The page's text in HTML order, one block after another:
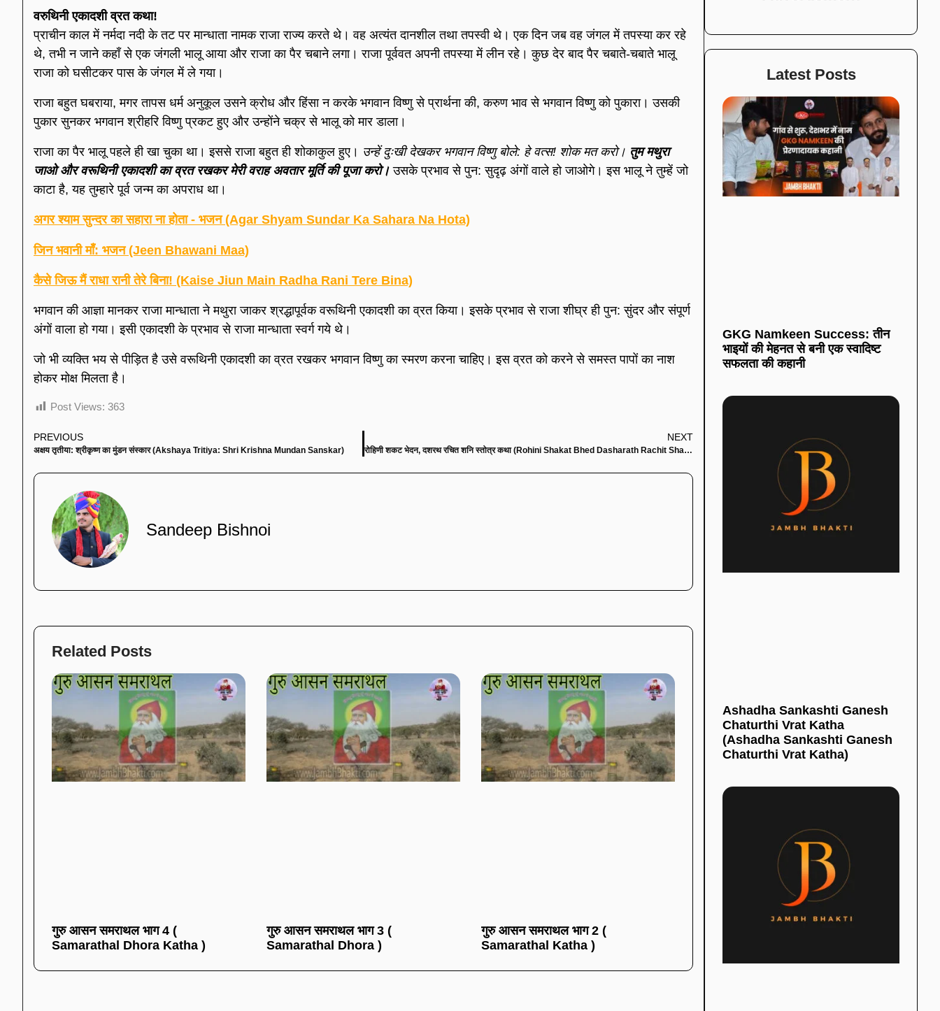
वरुथिनी एकादशीव्रत कथा!
प्राचीन काल में नर्मदा नदी के तट पर मान्धाता नामक राजा राज्य करते थे। वह अत्यंत दानशील तथा तपस्वी थे। एक दिन जब वह जंगल में तपस्या कर रहे
थे, तभी न जाने कहाँ से एक जंगली भालू आया और राजा का पैर चबाने लगा। राजा पूर्ववत अपनी तपस्या में लीन रहे। कुछ देर बाद पैर चबाते-चबाते भालू
राजा को घसीटकर पास के जंगल में ले गया।
राजा बहुत घबराया, मगर तापस धर्म अनुकूल उसने क्रोध और हिंसा न करके भगवान विष्णु से प्रार्थना की, करुण भाव से भगवान विष्णु को पुकारा। उसकी
पुकार सुनकर भगवान श्रीहरि विष्णु प्रकट हुए और उन्होंने चक्र से भालू को मार डाला।
राजा का पैर भालू पहले ही खा चुका था। इससे राजा बहुत ही शोकाकुल हुए। उन्हें दुःखी देखकर भगवान विष्णु बोले: हे वत्स! शोक मत करो। तुम मथुरा
जाओ और वरूथिनी एकादशी का व्रत रखकर मेरी वराह अवतार मूर्ति की पूजा करो। उसके प्रभाव से पुन: सुदृढ़ अंगों वाले हो जाओगे। इस भालू ने तुम्हें जो
काटा है, यह तुम्हारे पूर्व जन्म का अपराध था।
अगर श्याम सुन्दर का सहारा ना होता - भजन (Agar Shyam Sundar Ka Sahara Na Hota)
जिन भवानी माँ: भजन (Jeen Bhawani Maa)
कैसे जिऊ मैं राधा रानी तेरे बिना! (Kaise Jiun Main Radha Rani Tere Bina)
भगवान की आज्ञा मानकर राजा मान्धाता ने मथुरा जाकर श्रद्धापूर्वक वरूथिनी एकादशी का व्रत किया। इसके प्रभाव से राजा शीघ्र ही पुन: सुंदर और संपूर्ण
अंगों वाला हो गया। इसी एकादशी के प्रभाव से राजा मान्धाता स्वर्ग गये थे।
जो भी व्यक्ति भय से पीड़ित है उसे वरूथिनी एकादशी का व्रत रखकर भगवान विष्णु का स्मरण करना चाहिए। इस व्रत को करने से समस्त पापों का नाश
होकर मोक्ष मिलता है।
Post Views: 363
PREVIOUS
अक्षय तृतीया: श्रीकृष्ण का मुंडन संस्कार (Akshaya Tritiya: Shri Krishna Mundan Sanskar)
NEXT
रोहिणी शकट भेदन, दशरथ रचित शनि स्तोत्र कथा (Rohini Shakat Bhed Dasharath Rachit Shani Stotr Katha)
Sandeep Bishnoi
Related Posts
गुरु आसन समराथल भाग 4 (
Samarathal Dhora Katha )
गुरु आसन समराथल भाग 3 (
Samarathal Dhora )
गुरु आसन समराथल भाग 2 (
Samarathal Katha )
Latest Posts
GKG Namkeen Success: तीन
भाइयों की मेहनत से बनी एक स्वादिष्ट
सफलता की कहानी
Ashadha Sankashti Ganesh
Chaturthi Vrat Katha
(Ashadha Sankashti Ganesh
Chaturthi Vrat Katha)